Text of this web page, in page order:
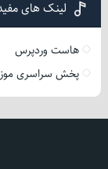
لینک های
هاست وردپرس
پخش سراسری